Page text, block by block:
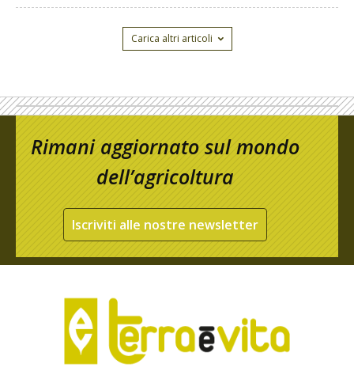
Carica altri articoli
Rimani aggiornato sul mondo
dell’agricoltura
Iscriviti alle nostre newsletter